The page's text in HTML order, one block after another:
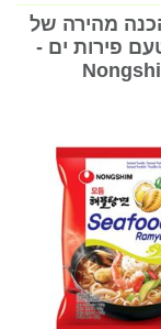
מהירה של
פירות ים -